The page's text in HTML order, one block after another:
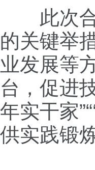
此次
的关键举
业发展等
台，促进
年实干家
供实践锻